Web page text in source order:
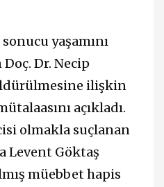
yaşamını
Dr. Necip
ilişkin
açıkladı.
olmakla suçlanan
Levent Göktaş
müebbet hapis